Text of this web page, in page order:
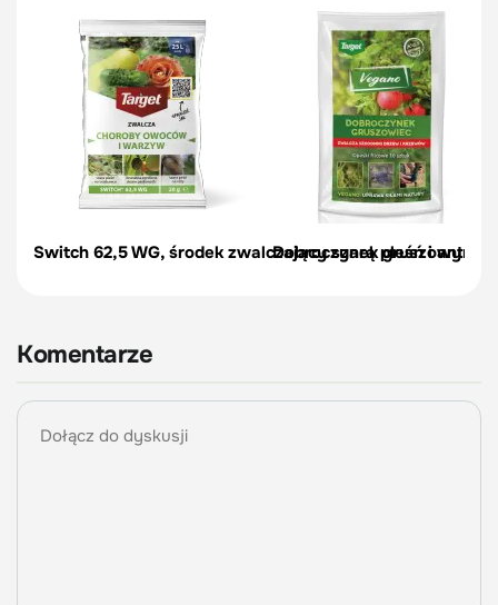
Switch 62,5 WG, środek zwalczający szarą pleśń i
Dobroczynek gruszowy -
Komentarze